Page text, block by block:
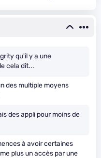
qu'il y a une
cela dit...
des multiple moyens
des appli pour moins de
à avoir certaines
plus un accès par une